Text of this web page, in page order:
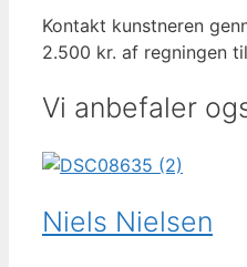
Kontakt kunstneren
2.500 kr. af regningen
Vi anbefaler
Niels Nielsen